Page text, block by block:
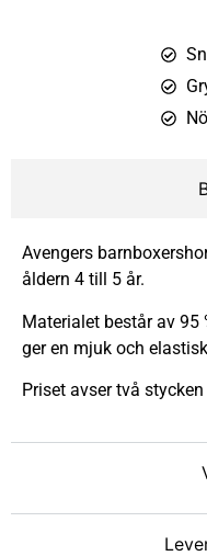
Avengers
åldern 4 till 5 år.
Materialet består av 95
ger en mjuk och
Priset avser två